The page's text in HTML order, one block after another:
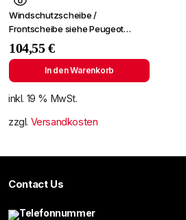
Windschutzscheibe /
Frontscheibe siehe Peugeot
Partner 96- (2724)
104,55€
In den Warenkorb
inkl. 19 % MwSt.
zzgl. Versandkosten
Contact Us
Telefonnummer